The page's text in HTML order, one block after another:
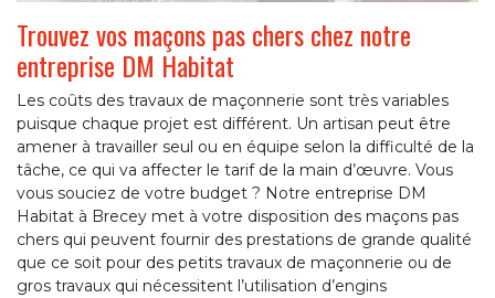
Trouvez vos maçons pas chers chez notre
entreprise DM Habitat
Les coûts des travaux de maçonnerie sont très variables
puisque chaque projet est différent. Un artisan peut être
amener à travailler seul ou en équipe selon la difficulté de la
tâche, ce qui va affecter le tarif de la main d’œuvre. Vous
vous souciez de votre budget ? Notre entreprise DM
Habitat à Brecey met à votre disposition des maçons pas
chers qui peuvent fournir des prestations de grande qualité
que ce soit pour des petits travaux de maçonnerie ou de
gros travaux qui nécessitent l’utilisation d’engins